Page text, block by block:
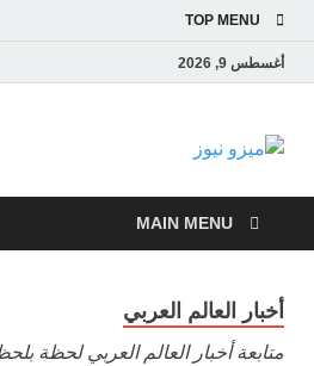
TOP MENU
أغسطس 9, 2026
ميزو نيوز
والاقتصادية
MAIN MENU
أخبار العالم العربي
متابعة أخبار العالم العربي لحظة